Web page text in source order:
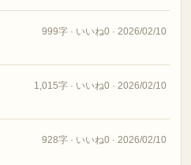
999字 · いいね0 · 2026/02/10
1,015字 · いいね0 · 2026/02/10
928字 · いいね0 · 2026/02/10